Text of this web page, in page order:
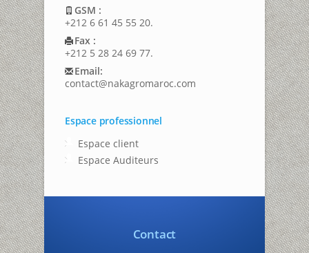
GSM :
+212 6 61 45 55 20.
Fax :
+212 5 28 24 69 77.
Email:
contact@nakagromaroc.com
Espace professionnel
Espace client
Espace Auditeurs
Contact